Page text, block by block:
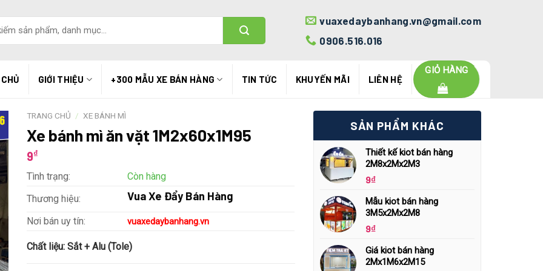
vuaxedaybanhang.vn@gmail.com
0906.516.016
GIỚI THIỆU +300 MẪU XE BÁN HÀNG TIN TỨC KHUYẾN MÃI LIÊN HỆ
GIỎ HÀNG
TRANG CHỦ / XE BÁNH MÌ
Xe bánh mì ăn vặt 1M2x60x1M95
9₫
Tình trạng:
Còn hàng
Thương hiệu:
Vua Xe Đẩy Bán Hàng
Nơi bán uy tín: vuaxedaybanhang.vn
Chất liệu: Sắt + Alu (Tole)
SẢN PHẨM KHÁC
Thiết kế kiot bán hàng
2M8x2Mx2M3
9₫
Mẫu kiot bán hàng
3M5x2Mx2M8
9₫
Giá kiot bán hàng
2Mx1M6x2M15